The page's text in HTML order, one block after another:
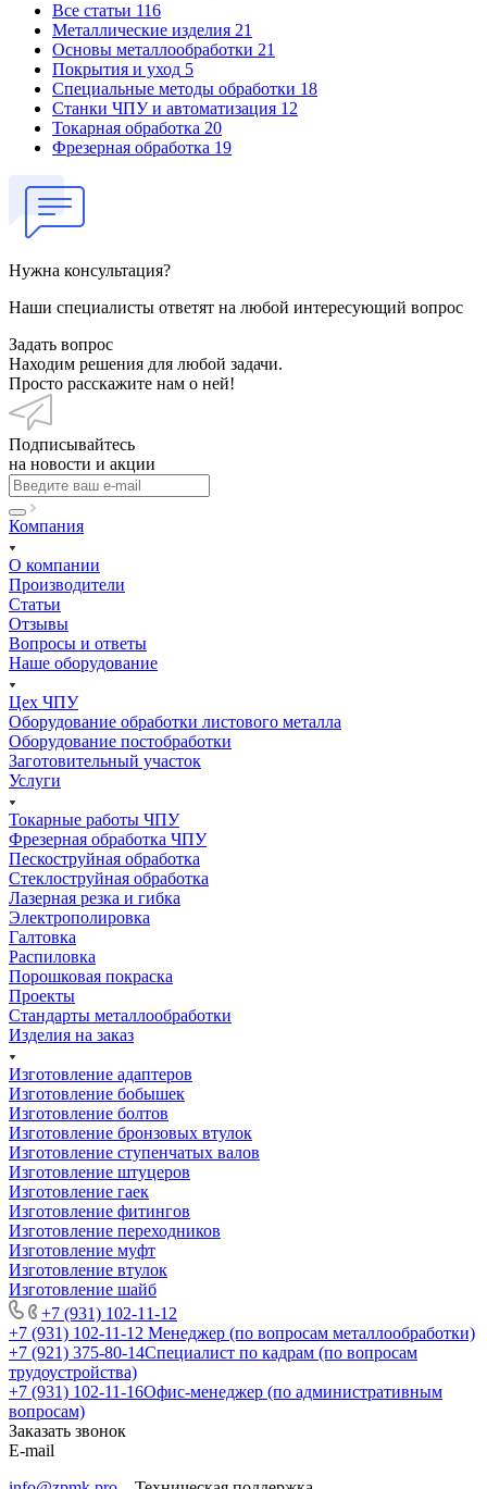
Все статьи 116
Металлические изделия 21
Основы металлообработки 21
Покрытия и уход 5
Специальные методы обработки 18
Станки ЧПУ и автоматизация 12
Токарная обработка 20
Фрезерная обработка 19
Нужна консультация?
Наши специалисты ответят на любой интересующий вопрос
Задать вопрос
Находим решения для любой задачи.
Просто расскажите нам о ней!
Подписывайтесь
на новости и акции
Компания
О компании
Производители
Статьи
Отзывы
Вопросы и ответы
Наше оборудование
Цех ЧПУ
Оборудование обработки листового металла
Оборудование постобработки
Заготовительный участок
Услуги
Токарные работы ЧПУ
Фрезерная обработка ЧПУ
Пескоструйная обработка
Стеклоструйная обработка
Лазерная резка и гибка
Электрополировка
Галтовка
Распиловка
Порошковая покраска
Проекты
Стандарты металлообработки
Изделия на заказ
Изготовление адаптеров
Изготовление бобышек
Изготовление болтов
Изготовление бронзовых втулок
Изготовление ступенчатых валов
Изготовление штуцеров
Изготовление гаек
Изготовление фитингов
Изготовление переходников
Изготовление муфт
Изготовление втулок
Изготовление шайб
+7 (931) 102-11-12
+7 (931) 102-11-12 Менеджер (по вопросам металлообработки)
+7 (921) 375-80-14Специалист по кадрам (по вопросам
трудоустройства)
+7 (931) 102-11-16Офис-менеджер (по административным
вопросам)
Заказать звонок
E-mail